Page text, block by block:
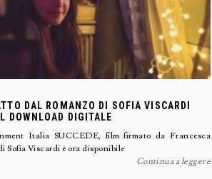
DAL ROMANZO DI SOFIA VISCARDI
DOWNLOAD DIGITALE
Italia SUCCEDE, film firmato da Francesca
Sofia Viscardi è ora disponibile
Continua a leggere